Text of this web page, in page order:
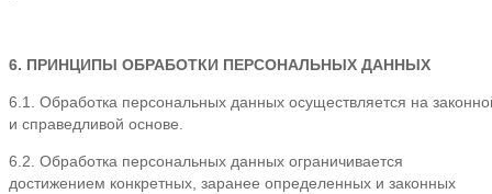
6. ПРИНЦИПЫ ОБРАБОТКИ ПЕРСОНАЛЬНЫХ ДАННЫХ
6.1. Обработка персональных данных осуществляется на
и справедливой основе.
6.2. Обработка персональных данных ограничивается
достижением конкретных, заранее определенных и законных